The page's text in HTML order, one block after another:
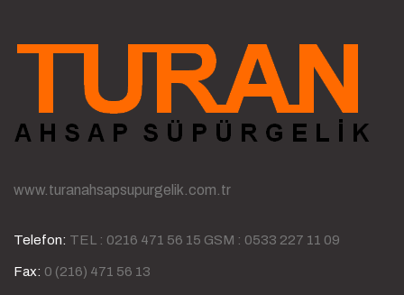
www.turanahsapsupurgelik.com.tr
Telefon: TEL : 0216 471 56 15 GSM : 0533 227 11 09
Fax: 0 (216) 471 56 13